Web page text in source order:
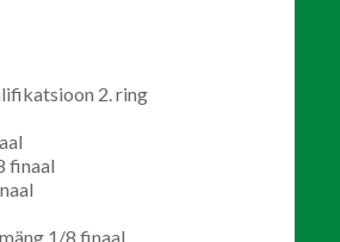
2. ring
finaal
1/8 finaal